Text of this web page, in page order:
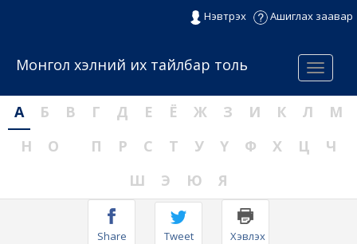
Нэвтрэх Ашиглах заавар
Menu
Монгол хэлний их тайлбар толь
А Б В Г Д Е Ё Ж З И К Л
М
Н
О П Р С Т У Ү Ф Х Ц
Ч
Ш
Э Ю Я
Share Tweet Хэвлэх